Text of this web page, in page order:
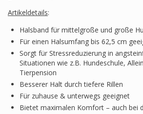
Artikeldetails:
Halsband für mittelgroße und große
Für einen Halsumfang bis 62,5 cm
Sorgt für Stressreduzierung in
Situationen wie z.B. Hundeschule,
Tierpension
Besserer Halt durch tiefere Rillen
Für zuhause & unterwegs geeignet
Bietet maximalen Komfort – auch bei